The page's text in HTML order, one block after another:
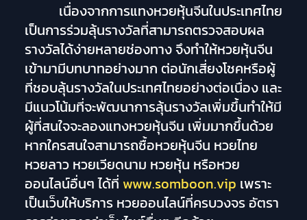
เนื่องจากการแทงหวยหุ้นจีนในประเทศไทย
เป็นการร่วมลุ้นรางวัลที่สามารถตรวจสอบผล
รางวัลได้ง่ายหลายช่องทาง จึงทำให้หวยหุ้นจีน
เข้ามามีบทบาทอย่างมาก ต่อนักเสี่ยงโชคหรือผู้
ที่ชอบลุ้นรางวัลในประเทศไทยอย่างต่อเนื่อง และ
มีแนวโน้มที่จะพัฒนาการลุ้นรางวัลเพิ่มขึ้นทำให้มี
ผู้ที่สนใจจะลองแทงหวยหุ้นจีน เพิ่มมากขึ้นด้วย
หากใครสนใจสามารถซื้อหวยหุ้นจีน หวยไทย
หวยลาว หวยเวียดนาม หวยหุ้น หรือหวย
ออนไลน์อื่นๆ ได้ที่ www.somboon.vip เพราะ
เป็นเว็บให้บริการ หวยออนไลน์ที่ครบวงจร อัตรา